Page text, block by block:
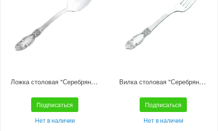
Ложка столовая "Серебряная роза" посеребренная с чернением
Подписаться
Нет в наличии
Вилка столовая "Серебряная роза" посеребренная с чернением
Подписаться
Нет в наличии